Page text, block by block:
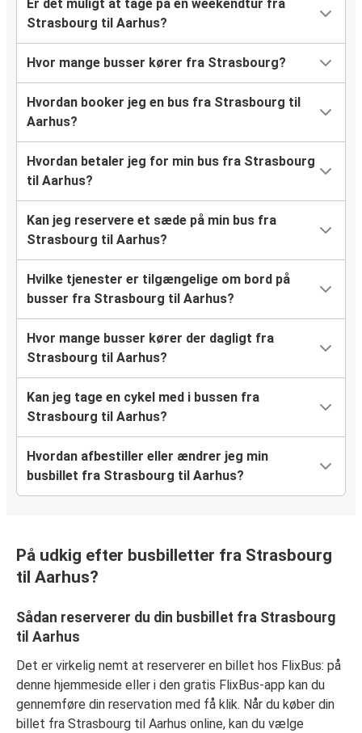
Er det muligt at tage på en weekendtur fra
Strasbourg til Aarhus?
Hvor mange busser kører fra Strasbourg?
Hvordan booker jeg en bus fra Strasbourg til
Aarhus?
Hvordan betaler jeg for min bus fra Strasbourg
til Aarhus?
Kan jeg reservere et sæde på min bus fra
Strasbourg til Aarhus?
Hvilke tjenester er tilgængelige om bord på
busser fra Strasbourg til Aarhus?
Hvor mange busser kører der dagligt fra
Strasbourg til Aarhus?
Kan jeg tage en cykel med i bussen fra
Strasbourg til Aarhus?
Hvordan afbestiller eller ændrer jeg min
busbillet fra Strasbourg til Aarhus?
På udkig efter busbilletter fra Strasbourg
til Aarhus?
Sådan reserverer du din busbillet fra Strasbourg
til Aarhus
Det er virkelig nemt at reserverer en billet hos FlixBus: på
denne hjemmeside eller i den gratis FlixBus-app kan du
gennemføre din reservation med få klik. Når du køber din
billet fra Strasbourg til Aarhus online, kan du vælge